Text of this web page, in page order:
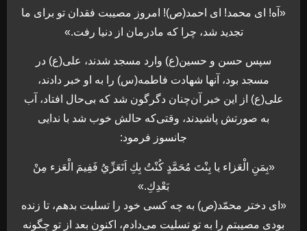
«آه! ای محمد! ای احمد(ص)! امروز مصيبت فقدان تو برای ما
تجديد شد، چرا كه مادرمان از دنيا رفت.»
سپس حسن و حسين(ع) وارد مسجد شدند، علی(ع) در
مسجد بود، آنها شهادت فاطمه(س) را به او خبر دادند،
علی(ع) از اين خبر آن‌چنان دگرگون شد كه بی‌حال افتاد، آب
به صورتش پاشيدند، وقتی‌كه حالش خوب شد با ندایی
جانسوز فرمود:
«بِمَنِ الْعَزاء يا بِنْتَ مُحَمَّدٍ كُنْتُ بِكِ اَتَعَزِّيُ فَفِيمَ الْعَزء مِنْ
بَعْدِكِ.»
«ای دختر محمّد(ص) به چه كسی خود را تسليت بدهم، تا زنده
بودی مصيبتم را به تو تسليت می‌دادم، اكنون بعد از تو چگونه